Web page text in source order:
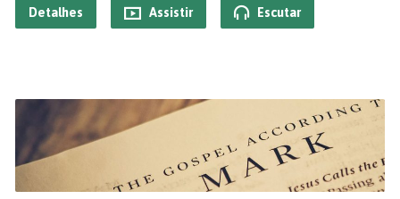
Detalhes Assistir Escutar